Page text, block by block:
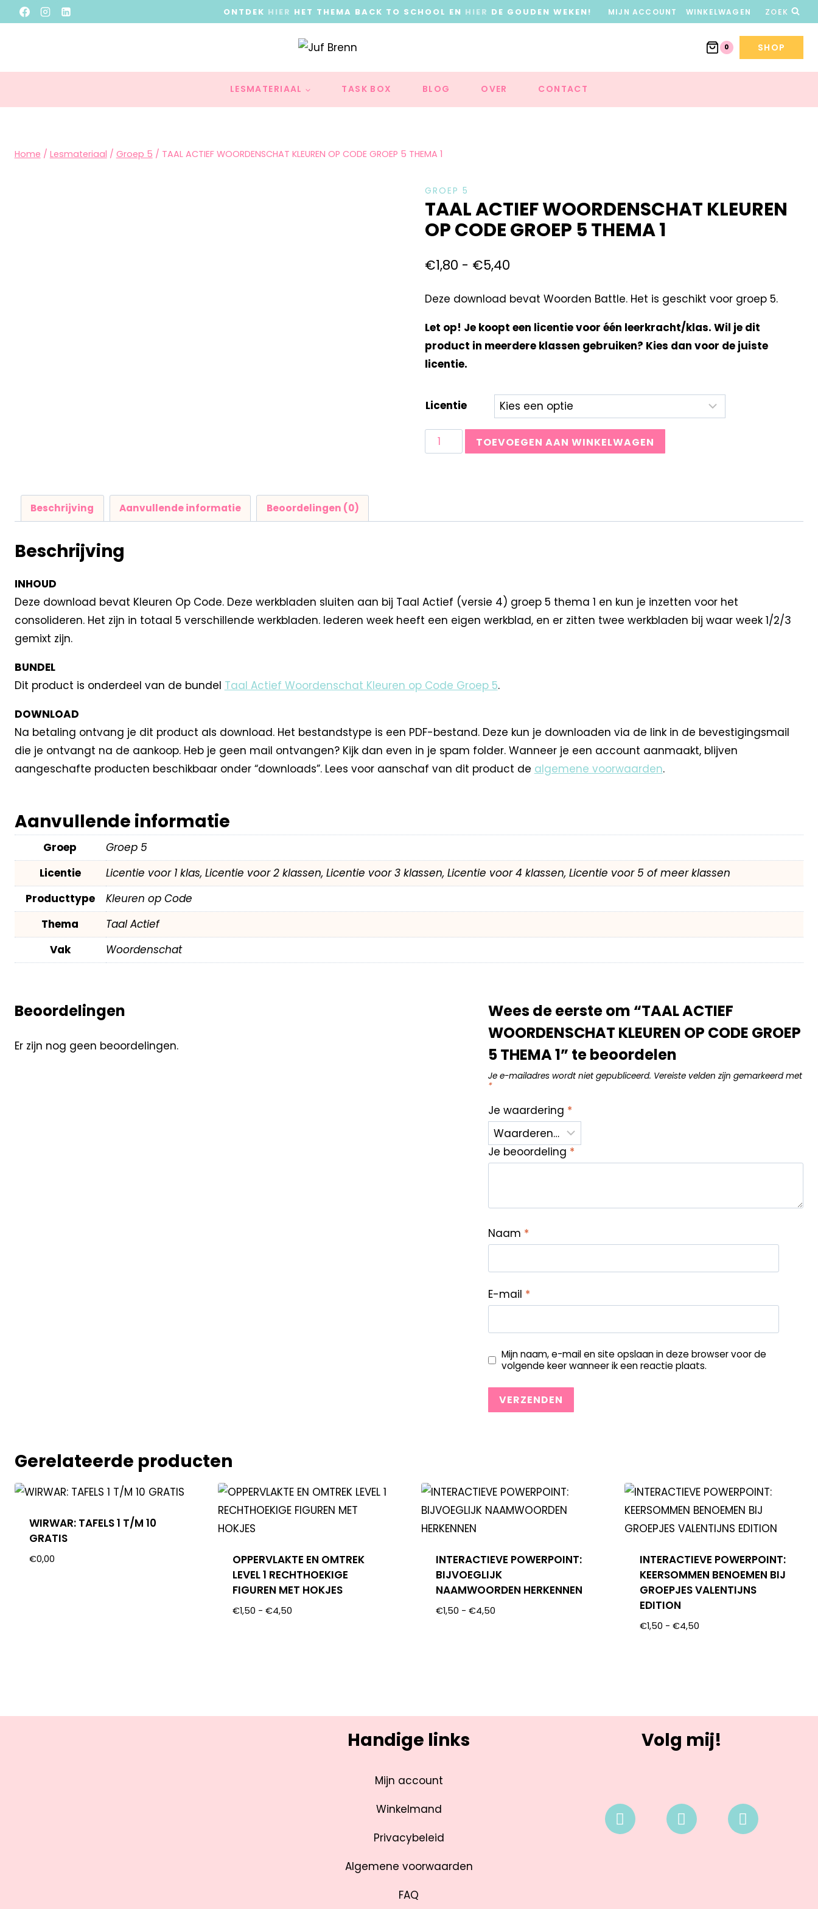
ONTDEK HIER HET THEMA BACK TO SCHOOL EN HIER DE GOUDEN WEKEN! MIJN ACCOUNT WINKELWAGEN ZOEK
0 SHOP
LESMATERIAAL TASK BOX BLOG OVER CONTACT
Home / Lesmateriaal / Groep 5 / TAAL ACTIEF WOORDENSCHAT KLEUREN OP CODE GROEP 5 THEMA 1
GROEP 5
TAAL ACTIEF WOORDENSCHAT KLEUREN
OP CODE GROEP 5 THEMA 1
€1,80 - €5,40
Deze download bevat Woorden Battle. Het is geschikt voor groep 5.
Let op! Je koopt een licentie voor één leerkracht/klas. Wil je dit
product in meerdere klassen gebruiken? Kies dan voor de juiste
licentie.
Licentie
TOEVOEGEN AAN WINKELWAGEN
Beschrijving Aanvullende informatie Beoordelingen (0)
Beschrijving
INHOUD
Deze download bevat Kleuren Op Code. Deze werkbladen sluiten aan bij Taal Actief (versie 4) groep 5 thema 1 en kun je inzetten voor het
consolideren. Het zijn in totaal 5 verschillende werkbladen. Iederen week heeft een eigen werkblad, en er zitten twee werkbladen bij waar week 1/2/3
gemixt zijn.
BUNDEL
Dit product is onderdeel van de bundel Taal Actief Woordenschat Kleuren op Code Groep 5.
DOWNLOAD
Na betaling ontvang je dit product als download. Het bestandstype is een PDF-bestand. Deze kun je downloaden via de link in de bevestigingsmail
die je ontvangt na de aankoop. Heb je geen mail ontvangen? Kijk dan even in je spam folder. Wanneer je een account aanmaakt, blijven
aangeschafte producten beschikbaar onder “downloads”. Lees voor aanschaf van dit product de algemene voorwaarden.
Aanvullende informatie
Groep
Groep 5
Licentie
Licentie voor 1 klas, Licentie voor 2 klassen, Licentie voor 3 klassen, Licentie voor 4 klassen, Licentie voor 5 of meer klassen
Producttype
Kleuren op Code
Thema
Taal Actief
Vak
Woordenschat
Beoordelingen
Er zijn nog geen beoordelingen.
Wees de eerste om “TAAL ACTIEF
WOORDENSCHAT KLEUREN OP CODE GROEP
5 THEMA 1” te beoordelen
Je e-mailadres wordt niet gepubliceerd. Vereiste velden zijn gemarkeerd met
*
Je waardering *
Je beoordeling *
Naam *
E-mail *
Mijn naam, e-mail en site opslaan in deze browser voor de
volgende keer wanneer ik een reactie plaats.
Gerelateerde producten
WIRWAR: TAFELS 1 T/M 10
GRATIS
€0,00
OPPERVLAKTE EN OMTREK
LEVEL 1 RECHTHOEKIGE
FIGUREN MET HOKJES
€1,50 - €4,50
INTERACTIEVE POWERPOINT:
BIJVOEGLIJK
NAAMWOORDEN HERKENNEN
€1,50 - €4,50
INTERACTIEVE POWERPOINT:
KEERSOMMEN BENOEMEN BIJ
GROEPJES VALENTIJNS
EDITION
€1,50 - €4,50
Handige links
Mijn account
Winkelmand
Privacybeleid
Algemene voorwaarden
FAQ
Volg mij!